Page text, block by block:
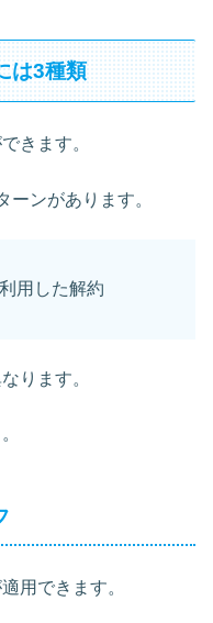
は3種類
きます。
ーンがあります。
用した解約
ります。
用できます。